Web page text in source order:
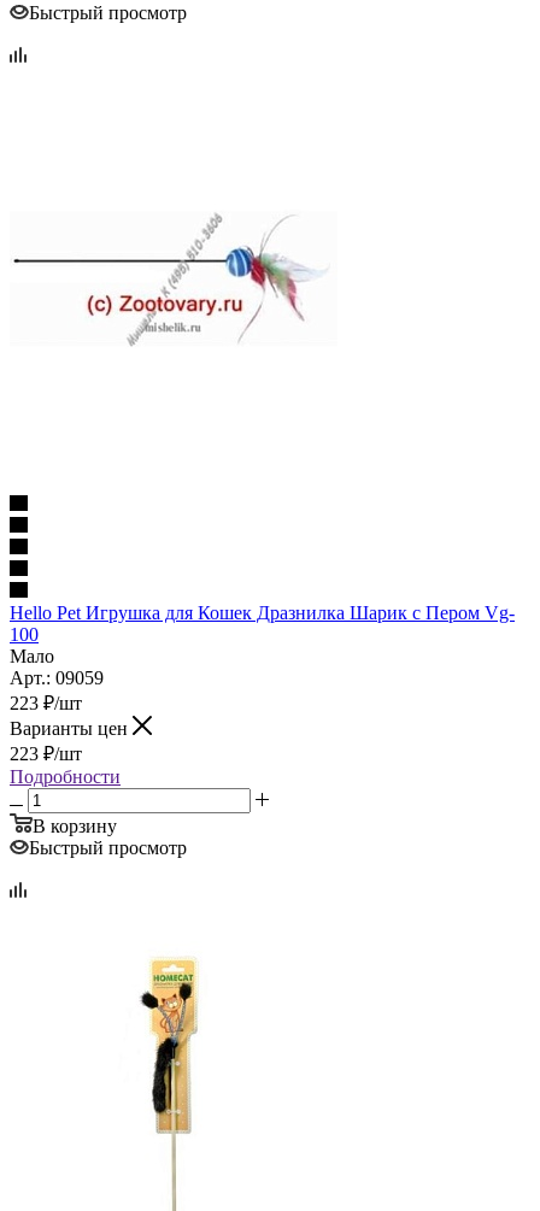
Быстрый просмотр
Hello Pet Игрушка для Кошек Дразнилка Шарик с Пером Vg-
100
Мало
Арт.: 09059
223 ₽/шт
Варианты цен
223 ₽/шт
Подробности
В корзину
Быстрый просмотр